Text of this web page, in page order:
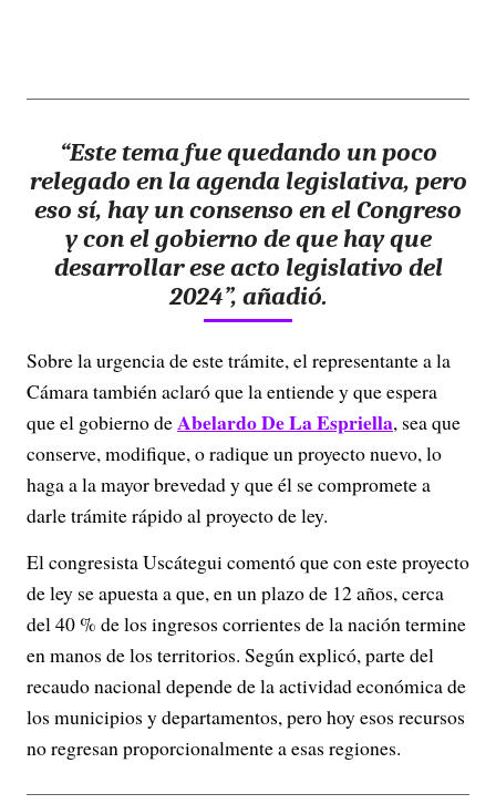
“Este tema fue quedando un poco
relegado en la agenda legislativa, pero
eso sí, hay un consenso en el Congreso
y con el gobierno de que hay que
desarrollar ese acto legislativo del
2024”, añadió.
Sobre la urgencia de este trámite, el representante a la
Cámara también aclaró que la entiende y que espera
que el gobierno deAbelardo De La Espriella, sea que
conserve, modifique, o radique un proyecto nuevo, lo
haga a la mayor brevedad y que él se compromete a
darle trámite rápido al proyecto de ley.
El congresista Uscátegui comentó que con este proyecto
de ley se apuesta a que, en un plazo de 12 años, cerca
del 40 % de los ingresos corrientes de la nación termine
en manos de los territorios. Según explicó, parte del
recaudo nacional depende de la actividad económica de
los municipios y departamentos, pero hoy esos recursos
no regresan proporcionalmente a esas regiones.